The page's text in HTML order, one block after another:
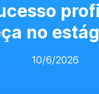
no
10/6/2026